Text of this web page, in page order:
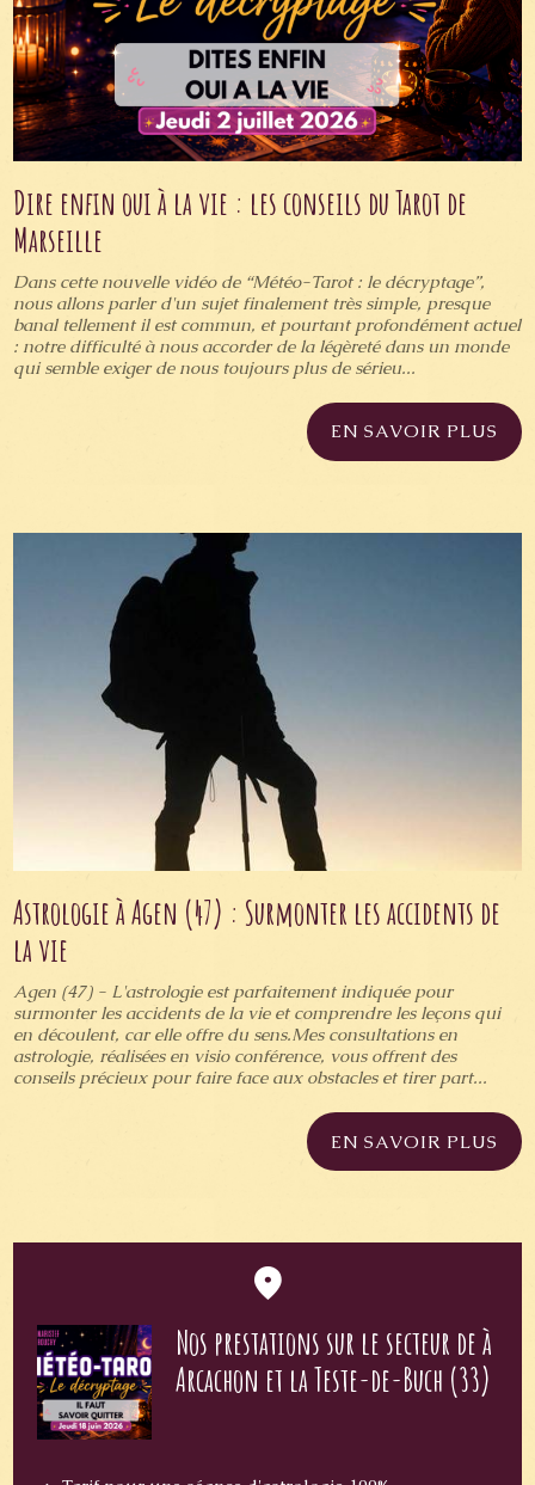
Dire enfin oui à la vie : les conseils du Tarot de
Marseille
Dans cette nouvelle vidéo de “Météo-Tarot : le décryptage”,
nous allons parler d'un sujet finalement très simple, presque
banal tellement il est commun, et pourtant profondément actuel
: notre difficulté à nous accorder de la légèreté dans un monde
qui semble exiger de nous toujours plus de sérieu...
EN SAVOIR PLUS
Astrologie à Agen (47) : Surmonter les accidents de
la vie
Agen (47) - L'astrologie est parfaitement indiquée pour
surmonter les accidents de la vie et comprendre les leçons qui
en découlent, car elle offre du sens.Mes consultations en
astrologie, réalisées en visio conférence, vous offrent des
conseils précieux pour faire face aux obstacles et tirer part...
EN SAVOIR PLUS
Nos prestations sur le secteur de à
Arcachon et la Teste-de-Buch (33)